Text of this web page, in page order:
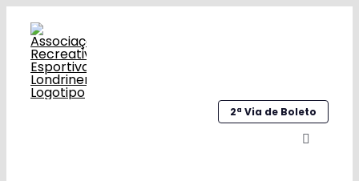
para
conteúdo
2ª Via de Boleto
Alternar